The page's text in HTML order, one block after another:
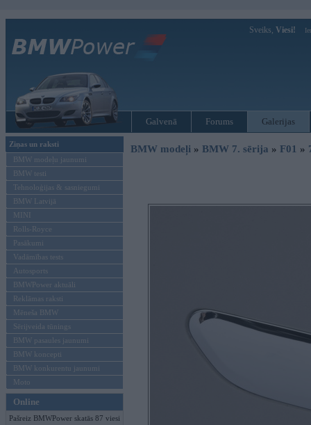
Sveiks, Viesi!
Galvenā Forums Galerijas
Ziņas un raksti
BMW modeļu jaunumi
BMW testi
Tehnoloģijas & sasniegumi
BMW Latvijā
MINI
Rolls-Royce
Pasākumi
Vadāmības tests
Autosports
BMWPower aktuāli
Reklāmas raksti
Mēneša BMW
Sērijveida tūnings
BMW pasaules jaunumi
BMW koncepti
BMW konkurentu jaunumi
Moto
Online
Pašreiz BMWPower skatās 87 viesi
BMW modeļi » BMW 7. sērija » F01 »